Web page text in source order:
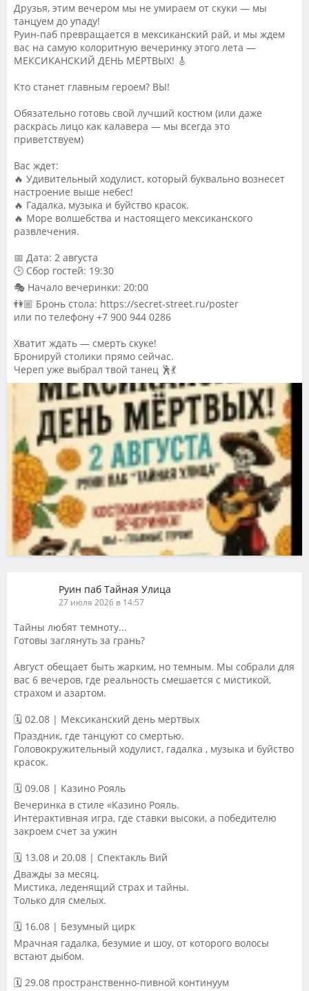
Друзья, этим вечером мы не умираем от скуки — мы
танцуем до упаду!
Руин-паб превращается в мексиканский рай, и мы ждем
вас на самую колоритную вечеринку этого лета —
МЕКСИКАНСКИЙ ДЕНЬ МЁРТВЫХ! 🎸
Кто станет главным героем? ВЫ!
Обязательно готовь свой лучший костюм (или даже
раскрась лицо как калавера — мы всегда это
приветствуем)
Вас ждет:
🔥 Удивительный ходулист, который буквально вознесет
настроение выше небес!
🔥 Гадалка, музыка и буйство красок.
🔥 Море волшебства и настоящего мексиканского
развлечения.
📅 Дата: 2 августа
🕒 Сбор гостей: 19:30
🎭 Начало вечеринки: 20:00
👫🏼 Бронь стола: https://secret-street.ru/poster
или по телефону +7 900 944 0286
Хватит ждать — смерть скуке!
Бронируй столики прямо сейчас.
Череп уже выбрал твой танец 🕺💃
Руин паб Тайная Улица
27 июля 2026 в 14:57
Тайны любят темноту...
Готовы заглянуть за грань?
Август обещает быть жарким, но темным. Мы собрали для
вас 6 вечеров, где реальность смешается с мистикой,
страхом и азартом.
🗓 02.08 | Мексиканский день мертвых
Праздник, где танцуют со смертью.
Головокружительный ходулист, гадалка , музыка и буйство
красок.
🗓 09.08 | Казино Рояль
Вечеринка в стиле «Казино Рояль.
Интерактивная игра, где ставки высоки, а победителю
закроем счет за ужин
🗓 13.08 и 20.08 | Спектакль Вий
Дважды за месяц.
Мистика, леденящий страх и тайны.
Только для смелых.
🗓 16.08 | Безумный цирк
Мрачная гадалка, безумие и шоу, от которого волосы
встают дыбом.
🗓️ 29.08 пространственно-пивной континуум